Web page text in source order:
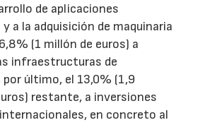
de aplicaciones
a la adquisición de maquinaria
(1 millón de euros) a
infraestructuras de
último, el 13,0% (1,9
restante, a inversiones
en concreto al